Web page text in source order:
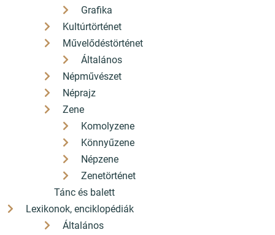
Grafika
Kultúrtörténet
Művelődéstörténet
Általános
Népművészet
Néprajz
Zene
Komolyzene
Könnyűzene
Népzene
Zenetörténet
Tánc és balett
Lexikonok, enciklopédiák
Általános